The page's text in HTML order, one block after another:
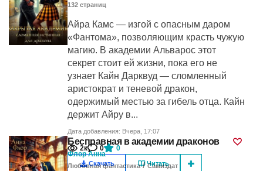
132 cтраниц
Айра Камс — изгой с опасным даром
«Фантома», позволяющим красть чужую
магию. В академии Альварос этот
секрет стоит ей жизни, пока его не
узнает Кайн Дарквуд — сломленный
аристократ и теневой дракон,
одержимый местью за гибель отца. Кайн
держит Айру в...
Дата добавления: Вчера, 17:07
2к 0 0
Скачать Читать
Бесправная в академии драконов
Флор Анна
Любовная фантастика/Самиздат